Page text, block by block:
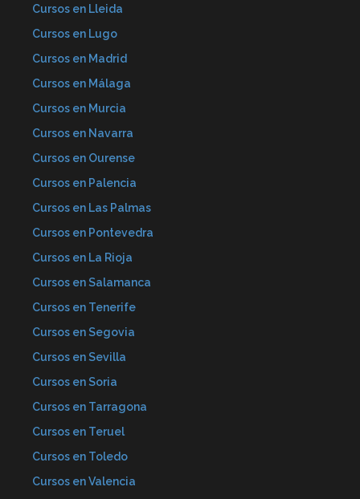
Cursos en Lleida
Cursos en Lugo
Cursos en Madrid
Cursos en Málaga
Cursos en Murcia
Cursos en Navarra
Cursos en Ourense
Cursos en Palencia
Cursos en Las Palmas
Cursos en Pontevedra
Cursos en La Rioja
Cursos en Salamanca
Cursos en Tenerife
Cursos en Segovia
Cursos en Sevilla
Cursos en Soria
Cursos en Tarragona
Cursos en Teruel
Cursos en Toledo
Cursos en Valencia